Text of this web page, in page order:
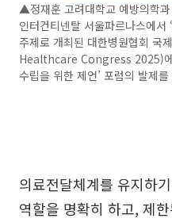
▲정재훈 고려대학교 예방의학
인터컨티넨탈 서울파르나스에서
주제로 개최된 대한병원협회 국
Healthcare Congress 2025)에
수립을 위한 제언’ 포럼의 발제
의료전달체계를 유지하
역할을 명확히 하고, 제